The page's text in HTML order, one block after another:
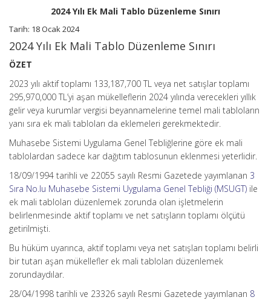
2024 Yılı Ek Mali Tablo Düzenleme Sınırı
Tarih: 18 Ocak 2024
2024 Yılı Ek Mali Tablo Düzenleme Sınırı
ÖZET
2023 yılı aktif toplamı 133,187,700 TL veya net satışlar toplamı
295,970,000 TL’yi aşan mükelleflerin 2024 yılında verecekleri yıllık
gelir veya kurumlar vergisi beyannamelerine temel mali tabloların
yanı sıra ek mali tabloları da eklemeleri gerekmektedir.
Muhasebe Sistemi Uygulama Genel Tebliğlerine göre ek mali
tablolardan sadece kar dağıtım tablosunun eklenmesi yeterlidir.
18/09/1994 tarihli ve 22055 sayılı Resmi Gazetede yayımlanan 3
Sıra No.lu Muhasebe Sistemi Uygulama Genel Tebliği (MSUGT) ile
ek mali tabloları düzenlemek zorunda olan işletmelerin
belirlenmesinde aktif toplamı ve net satışların toplamı ölçütü
getirilmişti.
Bu hüküm uyarınca, aktif toplamı veya net satışları toplamı belirli
bir tutarı aşan mükellefler ek mali tabloları düzenlemek
zorundaydılar.
28/04/1998 tarihli ve 23326 sayılı Resmi Gazetede yayımlanan 8